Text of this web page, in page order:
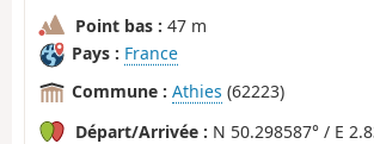
Point bas : 47 m
Pays : France
Commune : Athies (62223)
Départ/Arrivée : N 50.298587° / E